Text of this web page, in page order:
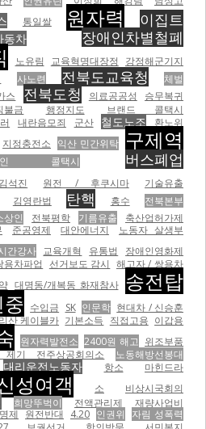
통일쌀 원자력 이집트
동차 장애인차별철폐
노유림 교육혁명대장정 강정해군기지
사노련 전북도교육청 체벌
스 전북도청 의료공공성 승무복귀
불금 행정지도
브랜드 콜택시
내란음모죄 군산 철도노조
환노위
지정충전소 익산 민간위탁 구제역
인 콜택시 버스폐업
김석진 원전 / 후쿠시마 기술유출
김영란법 탄핵 홍수 전북본부
상인 전북평학 기름유출
축산업허가제
준공영제 대안에너지 노동자 살생부
간강사 교육개혁 유통법
장애인영화제
용차파업 선거보도 감시 해고자 / 쌍용차
대명동/개복동 화재참사 송전탑
수입금 SK 인문학 현대차 / 신승훈
산 케이블카 기본소득 직접고용 이갑용
원자력발전소 2400원 해고 위조부품
기
전주상공회의소
노동해방선봉대
대리운전노동자 항소 마힌드라
성여객 소
비상시국회의
희망뚜벅이 전액관리제
재량사업비
제 원전반대 4.20 인권위
자림 성폭력